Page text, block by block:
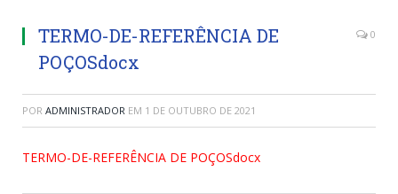
TERMO-DE-REFERÊNCIA DE
POÇOSdocx
0
POR ADMINISTRADOR EM 1 DE OUTUBRO DE 2021
TERMO-DE-REFERÊNCIA DE POÇOSdocx